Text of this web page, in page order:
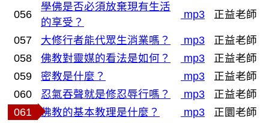
056
學佛是否必須放棄現有生活
的享受？
mp3 正益老師
057 大修行者能代眾生消業嗎？ mp3
正益老師
058
佛教對靈媒的看法是如何？ mp3
正益老師
059
密教是什麼？ mp3
正益老師
060
忍氣吞聲就是修忍辱行嗎？ mp3
正益老師
061
佛教的基本教理是什麼？ mp3 正圜老師